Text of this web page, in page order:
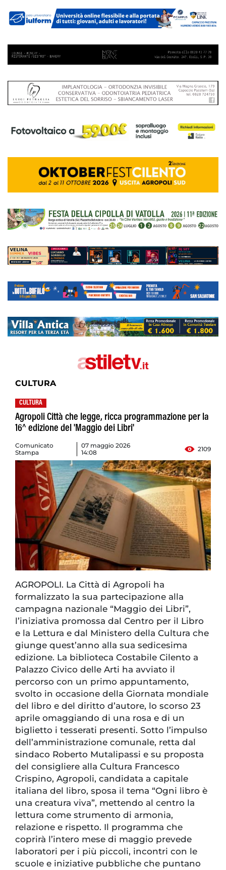
CULTURA
CULTURA
Agropoli Città che legge, ricca programmazione per la
16^ edizione del 'Maggio dei Libri'
Comunicato
Stampa
07 maggio 2026
14:08
2109
AGROPOLI. La Città di Agropoli ha
formalizzato la sua partecipazione alla
campagna nazionale “Maggio dei Libri”,
l’iniziativa promossa dal Centro per il Libro
e la Lettura e dal Ministero della Cultura che
giunge quest’anno alla sua sedicesima
edizione. La biblioteca Costabile Cilento a
Palazzo Civico delle Arti ha avviato il
percorso con un primo appuntamento,
svolto in occasione della Giornata mondiale
del libro e del diritto d’autore, lo scorso 23
aprile omaggiando di una rosa e di un
biglietto i tesserati presenti. Sotto l’impulso
dell’amministrazione comunale, retta dal
sindaco Roberto Mutalipassi e su proposta
del consigliere alla Cultura Francesco
Crispino, Agropoli, candidata a capitale
italiana del libro, sposa il tema “Ogni libro è
una creatura viva”, mettendo al centro la
lettura come strumento di armonia,
relazione e rispetto. Il programma che
coprirà l’intero mese di maggio prevede
laboratori per i più piccoli, incontri con le
scuole e iniziative pubbliche che puntano